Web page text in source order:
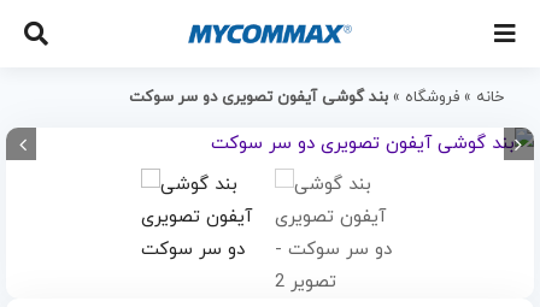
خانه » فروشگاه » بند گوشی آیفون تصویری دو سر سوکت